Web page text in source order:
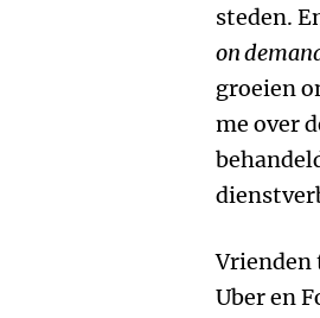
steden.
on
groeien
me over
Vrienden
Uber en